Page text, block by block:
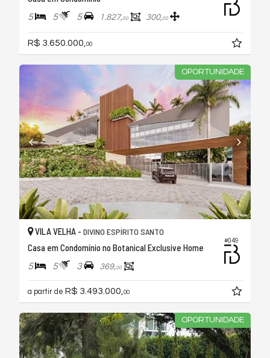
5 5 5 1.827,00 300,00
R$ 3.650.000,00
OPORTUNIDADE
#049
VILA VELHA - DIVINO ESPÍRITO SANTO
Casa em Condomínio no Botanical Exclusive Home
5 5 3 369,00
a partir de R$ 3.493.000, 00
OPORTUNIDADE